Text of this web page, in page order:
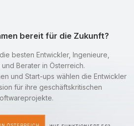
bereit für die Zukunft?
besten Entwickler, Ingenieure,
Berater in Österreich.
und Start-ups wählen die Entwickler
für ihre geschäftskritischen